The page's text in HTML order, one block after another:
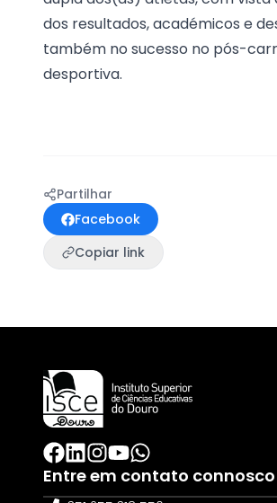
dos resultados, académicos e
também no sucesso no pós-
desportiva.
Partilhar
Facebook
Copiar link
Entre em contato connosco